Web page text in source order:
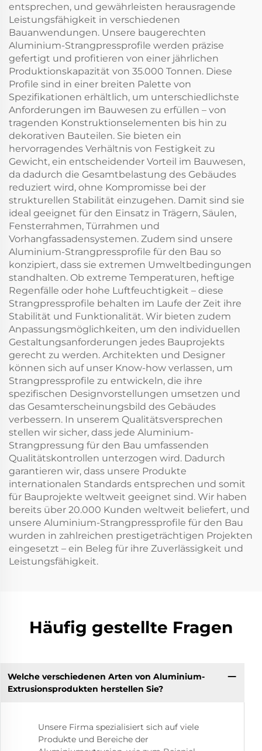
entsprechen, und gewährleisten herausragende
Leistungsfähigkeit in verschiedenen
Bauanwendungen. Unsere baugerechten
Aluminium-Strangpressprofile werden präzise
gefertigt und profitieren von einer jährlichen
Produktionskapazität von 35.000 Tonnen. Diese
Profile sind in einer breiten Palette von
Spezifikationen erhältlich, um unterschiedlichste
Anforderungen im Bauwesen zu erfüllen – von
tragenden Konstruktionselementen bis hin zu
dekorativen Bauteilen. Sie bieten ein
hervorragendes Verhältnis von Festigkeit zu
Gewicht, ein entscheidender Vorteil im Bauwesen,
da dadurch die Gesamtbelastung des Gebäudes
reduziert wird, ohne Kompromisse bei der
strukturellen Stabilität einzugehen. Damit sind sie
ideal geeignet für den Einsatz in Trägern, Säulen,
Fensterrahmen, Türrahmen und
Vorhangfassadensystemen. Zudem sind unsere
Aluminium-Strangpressprofile für den Bau so
konzipiert, dass sie extremen Umweltbedingungen
standhalten. Ob extreme Temperaturen, heftige
Regenfälle oder hohe Luftfeuchtigkeit – diese
Strangpressprofile behalten im Laufe der Zeit ihre
Stabilität und Funktionalität. Wir bieten zudem
Anpassungsmöglichkeiten, um den individuellen
Gestaltungsanforderungen jedes Bauprojekts
gerecht zu werden. Architekten und Designer
können sich auf unser Know-how verlassen, um
Strangpressprofile zu entwickeln, die ihre
spezifischen Designvorstellungen umsetzen und
das Gesamterscheinungsbild des Gebäudes
verbessern. In unserem Qualitätsversprechen
stellen wir sicher, dass jede Aluminium-
Strangpressung für den Bau umfassenden
Qualitätskontrollen unterzogen wird. Dadurch
garantieren wir, dass unsere Produkte
internationalen Standards entsprechen und somit
für Bauprojekte weltweit geeignet sind. Wir haben
bereits über 20.000 Kunden weltweit beliefert, und
unsere Aluminium-Strangpressprofile für den Bau
wurden in zahlreichen prestigeträchtigen Projekten
eingesetzt – ein Beleg für ihre Zuverlässigkeit und
Leistungsfähigkeit.
Häufig gestellte Fragen
Welche verschiedenen Arten von Aluminium-
Extrusionsprodukten herstellen Sie?
Unsere Firma spezialisiert sich auf viele
Produkte und Bereiche der